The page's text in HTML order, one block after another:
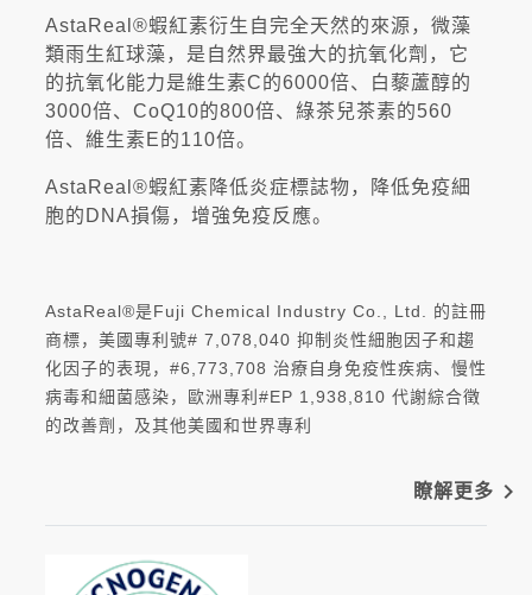
AstaReal®蝦紅素衍生自完全天然的來源，微藻
類雨生紅球藻，是自然界最強大的抗氧化劑，它
的抗氧化能力是維生素C的6000倍、白藜蘆醇的
3000倍、CoQ10的800倍、綠茶兒茶素的560
倍、維生素E的110倍。
AstaReal®蝦紅素降低炎症標誌物，降低免疫細
胞的DNA損傷，增強免疫反應。
AstaReal®是Fuji Chemical Industry Co., Ltd. 的註冊
商標，美國專利號# 7,078,040 抑制炎性細胞因子和趨
化因子的表現，#6,773,708 治療自身免疫性疾病、慢性
病毒和細菌感染，歐洲專利#EP 1,938,810 代謝綜合徵
的改善劑，及其他美國和世界專利
瞭解更多 navigate_next